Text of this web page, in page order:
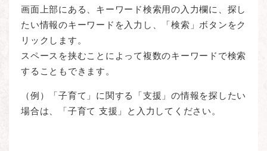
​画面上部にある、キーワード検索用の入力欄に、探し
たい情報のキーワードを入力し、「検索」ボタンをク
リックします。
​スペースを挟むことによって複数のキーワードで検索
することもできます。
（例）「子育て」に関する「支援」の情報を探したい
場合は、「子育て 支援」と入力してください。